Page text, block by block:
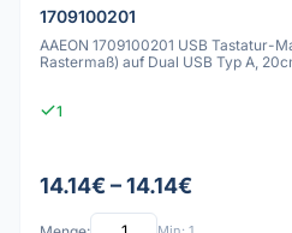
1709100201
AAEON 1709100201 USB Tastatur-
Rastermaß) auf Dual USB Typ A,
1
14.14€ – 14.14€